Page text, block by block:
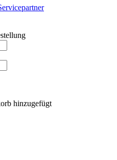
hinzugefügt